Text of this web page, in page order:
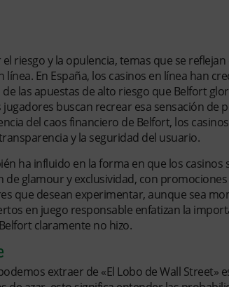
riesgo y la opulencia, temas que se
En España, los casinos en línea han
las apuestas de alto riesgo que Belfort
buscan recrear esa sensación de
del caos financiero de Belfort, los
y la seguridad del usuario.
ha influido en la forma en que los
glamour y exclusividad, con
que desean experimentar, aunque sea
en juego responsable enfatizan la
claramente no hizo.
extraer de «El Lobo de Wall Street»